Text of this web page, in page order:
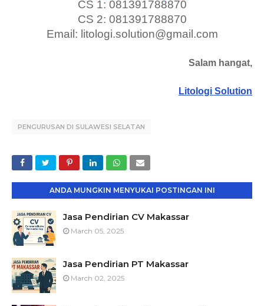
CS 1: 081391788870
CS 2: 081391788870
Email: litologi.solution@gmail.com
Salam hangat,
Litologi Solution
PENGURUSAN DI SULAWESI SELATAN
ANDA MUNGKIN MENYUKAI POSTINGAN INI
Jasa Pendirian CV Makassar
March 05, 2025
Jasa Pendirian PT Makassar
March 02, 2025